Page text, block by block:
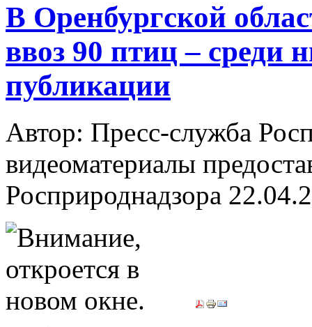
В Оренбургской
ввоз 90 птиц – среди
публикации
Автор: Пресс-служба
видеоматериалы
Росприроднадзора